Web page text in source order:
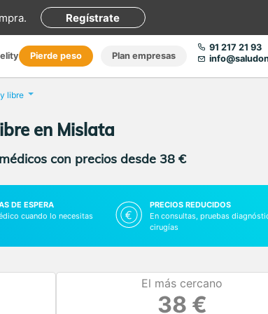
. Regístrate
Pierde peso Plan empresas
91 217 21 93
libre
en Mislata
con precios desde 38 €
DE ESPERA
cuando lo necesitas
PRECIOS REDUCIDOS
En consultas, pruebas
cirugías
El más cercano
38 €